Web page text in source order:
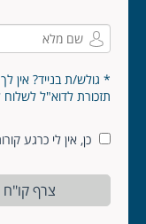
* גולש/ת בנייד? אין
תזכורת לדוא"ל לשלוח
כן, אין לי כרגע
צרף קו"ח